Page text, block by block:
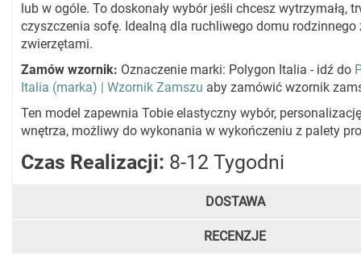
lub w ogóle. To doskonały wybór jeśli chcesz wytrzymałą,
czyszczenia sofę. Idealną dla ruchliwego domu rodzinnego
zwierzętami.
Zamów wzornik: Oznaczenie marki: Polygon Italia - idź do
Italia (marka) | Wzornik Zamszu aby zamówić wzornik
Ten model zapewnia Tobie elastyczny wybór,
wnętrza, możliwy do wykonania w wykończeniu z palety
Czas Realizacji: 8-12 Tygodni
DOSTAWA
RECENZJE